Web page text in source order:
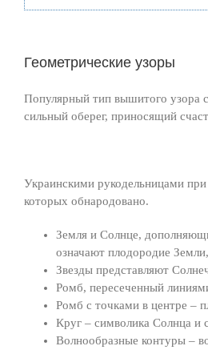
Геометрические узоры
Популярный тип вышитого узора
сильный оберег, приносящий
Украинскими рукодельницами
которых обнародовано.
Земля и Солнце,
означают плодородие
Звезды представляют
Ромб, пересеченный
Ромб с точками в центре –
Круг – символика Солнца и
Волнообразные контуры –